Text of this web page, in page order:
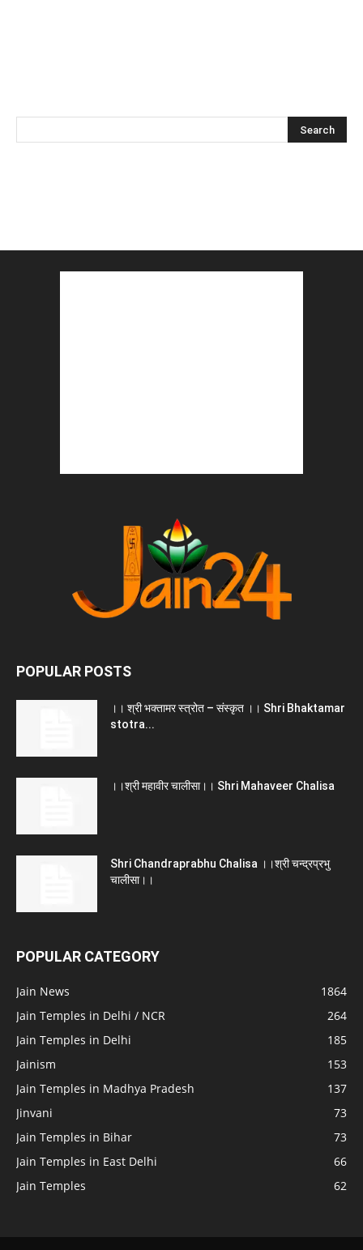
POPULAR POSTS
।। श्री भक्तामर स्त्रोत – संस्कृत ।। Shri Bhaktamar
stotra...
।।श्री महावीर चालीसा।। Shri Mahaveer Chalisa
Shri Chandraprabhu Chalisa ।।श्री चन्द्रप्रभु
चालीसा।।
POPULAR CATEGORY
Jain News
1864
Jain Temples in Delhi / NCR
264
Jain Temples in Delhi
185
Jainism
153
Jain Temples in Madhya Pradesh
137
Jinvani
73
Jain Temples in Bihar
73
Jain Temples in East Delhi
66
Jain Temples
62